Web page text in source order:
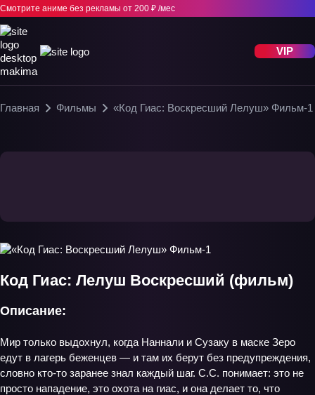
Смотрите аниме без рекламы от 200 ₽ /мес
VIP
Главная Фильмы «Код Гиас: Воскресший Лелуш» Фильм-1
Код Гиас: Лелуш Воскресший (фильм)
Описание:
Мир только выдохнул, когда Наннали и Сузаку в маске Зеро
едут в лагерь беженцев — и там их берут без предупреждения,
словно кто‑то заранее знал каждый шаг. С.С. понимает: это не
просто нападение, это охота на гиас, и она делает то, что